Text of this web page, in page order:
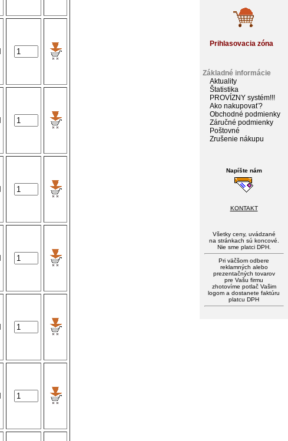
Prihlasovacia zóna
Základné informácie
Aktuality
Štatistika
PROVÍZNY systém!!!
Ako nakupovať?
Obchodné podmienky
Záručné podmienky
Poštovné
Zrušenie nákupu
Napíšte nám
KONTAKT
Všetky ceny, uvádzané
na stránkach sú koncové.
Nie sme platci DPH.
Pri väčšom odbere
reklamných alebo
prezentačných tovarov
pre Vašu firmu
zhotovíme potlač Vašim
logom a dostanete faktúru
platcu DPH